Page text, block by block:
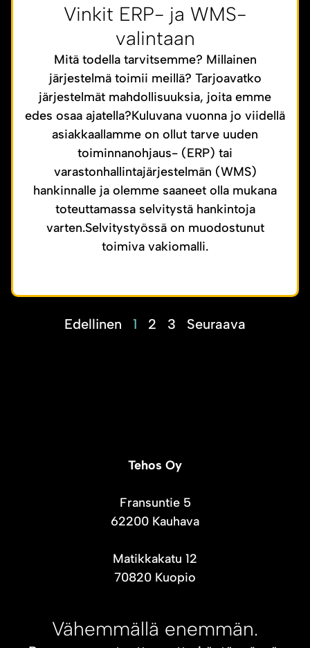
Vinkit ERP- ja WMS-
valintaan
Mitä todella tarvitsemme? Millainen
järjestelmä toimii meillä? Tarjoavatko
järjestelmät mahdollisuuksia, joita emme
edes osaa ajatella?Kuluvana vuonna jo viidellä
asiakkaallamme on ollut tarve uuden
toiminnanohjaus- (ERP) tai
varastonhallintajärjestelmän (WMS)
hankinnalle ja olemme saaneet olla mukana
toteuttamassa selvitystä hankintoja
varten.Selvitystyössä on muodostunut
toimiva vakiomalli.
Edellinen 1 2 3 Seuraava
Tehos Oy
Fransuntie 5
62200 Kauhava
Matikkakatu 12
70820 Kuopio
Vähemmällä enemmän.